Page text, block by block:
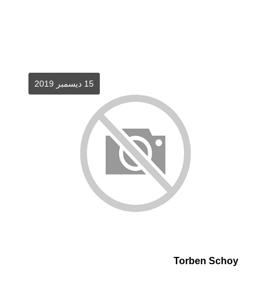
15 ديسمبر 2019
Torben Schoy